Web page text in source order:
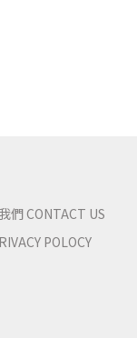
們 CONTACT US
POLOCY